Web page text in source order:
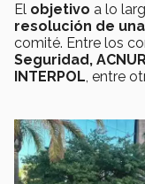
El objetivo a lo
resolución de
comité. Entre los
Seguridad,
INTERPOL, entre